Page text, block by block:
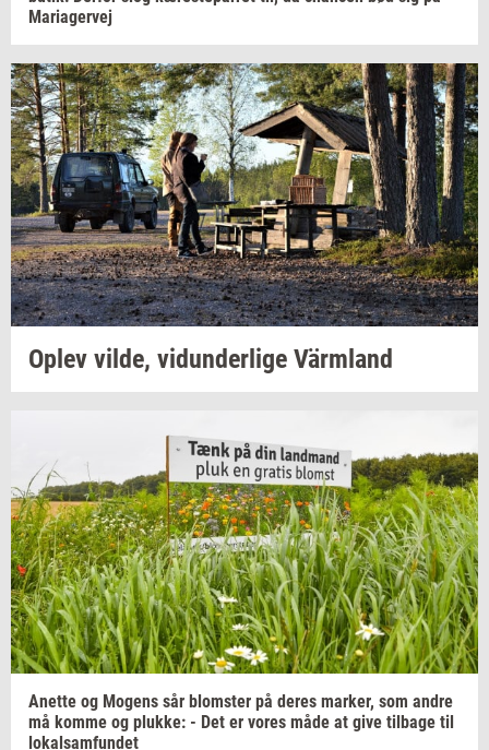
Ma­ri­a­ger­vej
Oplev vilde, vi­dun­der­li­ge Värmland
Anet­te og Mo­gens sår blom­ster på deres mar­ker, som andre
må komme og pluk­ke: - Det er vores måde at give til­ba­ge til
lo­kal­sam­fun­det